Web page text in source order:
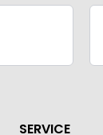
SERVICE